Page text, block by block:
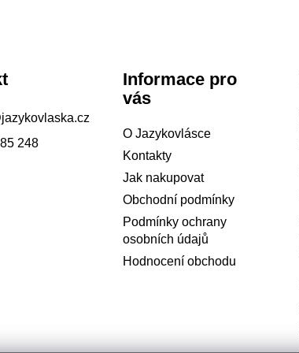
jazykovlaska.cz
248
Informace pro
vás
O Jazykovlásce
Kontakty
Jak nakupovat
Obchodní podmínky
Podmínky ochrany
osobních údajů
Hodnocení obchodu